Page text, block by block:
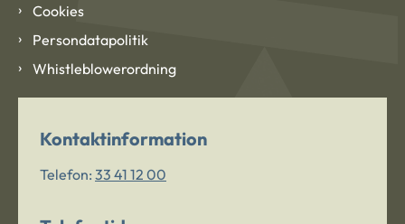
Cookies
Persondatapolitik
Whistleblowerordning
Kontaktinformation
Telefon: 33 41 12 00